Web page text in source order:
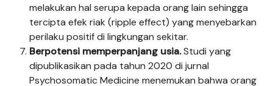
melakukan hal serupa kepada orang lain sehingga
tercipta efek riak (ripple effect) yang menyebarkan
perilaku positif di lingkungan sekitar.
Berpotensi memperpanjang usia.Studi yang
dipublikasikan pada tahun 2020 di jurnal
Psychosomatic Medicine menemukan bahwa orang